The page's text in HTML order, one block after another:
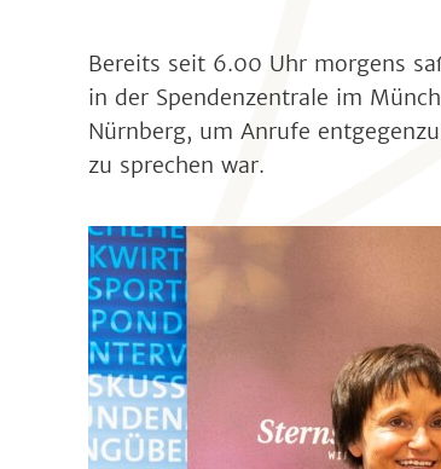
Bereits seit 6.00 Uhr morgens
in der Spendenzentrale im
Nürnberg, um Anrufe
zu sprechen war.